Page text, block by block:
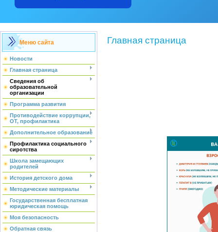
Меню сайта
Новости
Главная страница
Сведения об
образовательной
организации
Программа развития
Противодействие коррупции,
ОТ, профилактика
Дополнительное образование
Профилактика социального
сиротства
Школа замещающих
родителей
История детского дома
Методические материалы
Государственная бесплатная
юридическая помощь
Моя безопасность
Обратная связь
Главная страница